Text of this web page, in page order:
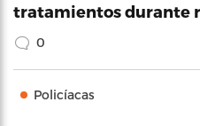
tratamientos durante
0
Policíacas